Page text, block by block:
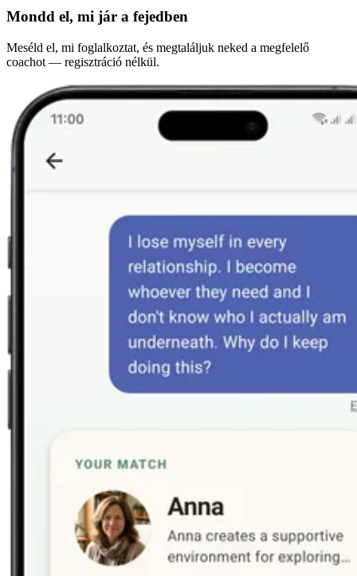
Mondd el, mi jár a fejedben
Meséld el, mi foglalkoztat, és megtaláljuk neked a megfelelő
coachot — regisztráció nélkül.